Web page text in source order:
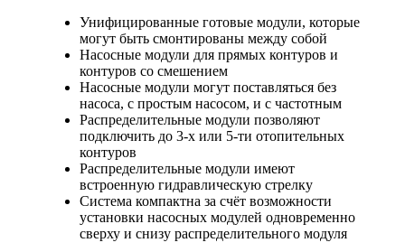
Унифицированные готовые модули, которые
могут быть смонтированы между собой
Насосные модули для прямых контуров и
контуров со смешением
Насосные модули могут поставляться без
насоса, с простым насосом, и с частотным
Распределительные модули позволяют
подключить до 3-х или 5-ти отопительных
контуров
Распределительные модули имеют
встроенную гидравлическую стрелку
Система компактна за счёт возможности
установки насосных модулей одновременно
сверху и снизу распределительного модуля